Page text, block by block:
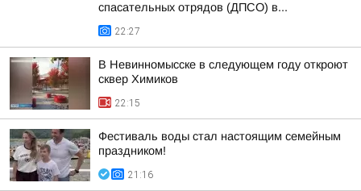
спасательных отрядов (ДПСО) в...
22:27
В Невинномысске в следующем году откроют
сквер Химиков
22:15
Фестиваль воды стал настоящим семейным
праздником!
21:16